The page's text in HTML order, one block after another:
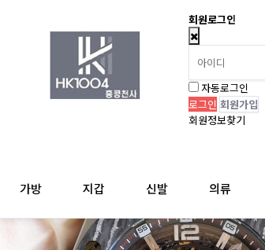
회원로그인
자동로그인
회원가입
회원정보찾기
가방 지갑 신발 의류